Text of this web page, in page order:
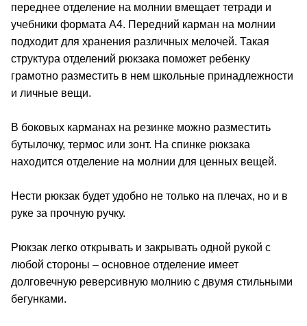
переднее отделение на молнии вмещает тетради и
учебники формата А4. Передний карман на молнии
подходит для хранения различных мелочей. Такая
структура отделений рюкзака поможет ребенку
грамотно разместить в нем школьные принадлежности
и личные вещи.
В боковых карманах на резинке можно разместить
бутылочку, термос или зонт. На спинке рюкзака
находится отделение на молнии для ценных вещей.
Нести рюкзак будет удобно не только на плечах, но и в
руке за прочную ручку.
Рюкзак легко открывать и закрывать одной рукой с
любой стороны – основное отделение имеет
долговечную реверсивную молнию с двумя стильными
бегунками.